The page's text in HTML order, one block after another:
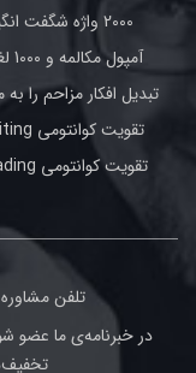
2000 واژه شگفت انگیز
آمپول مکالمه و 1000 لغت
تبدیل افکار مزاحم را به
تقویت کوانتومی Writing
تقویت کوانتومی Reading
تلفن مشاوره
در خبرنامه‌ی ما عضو